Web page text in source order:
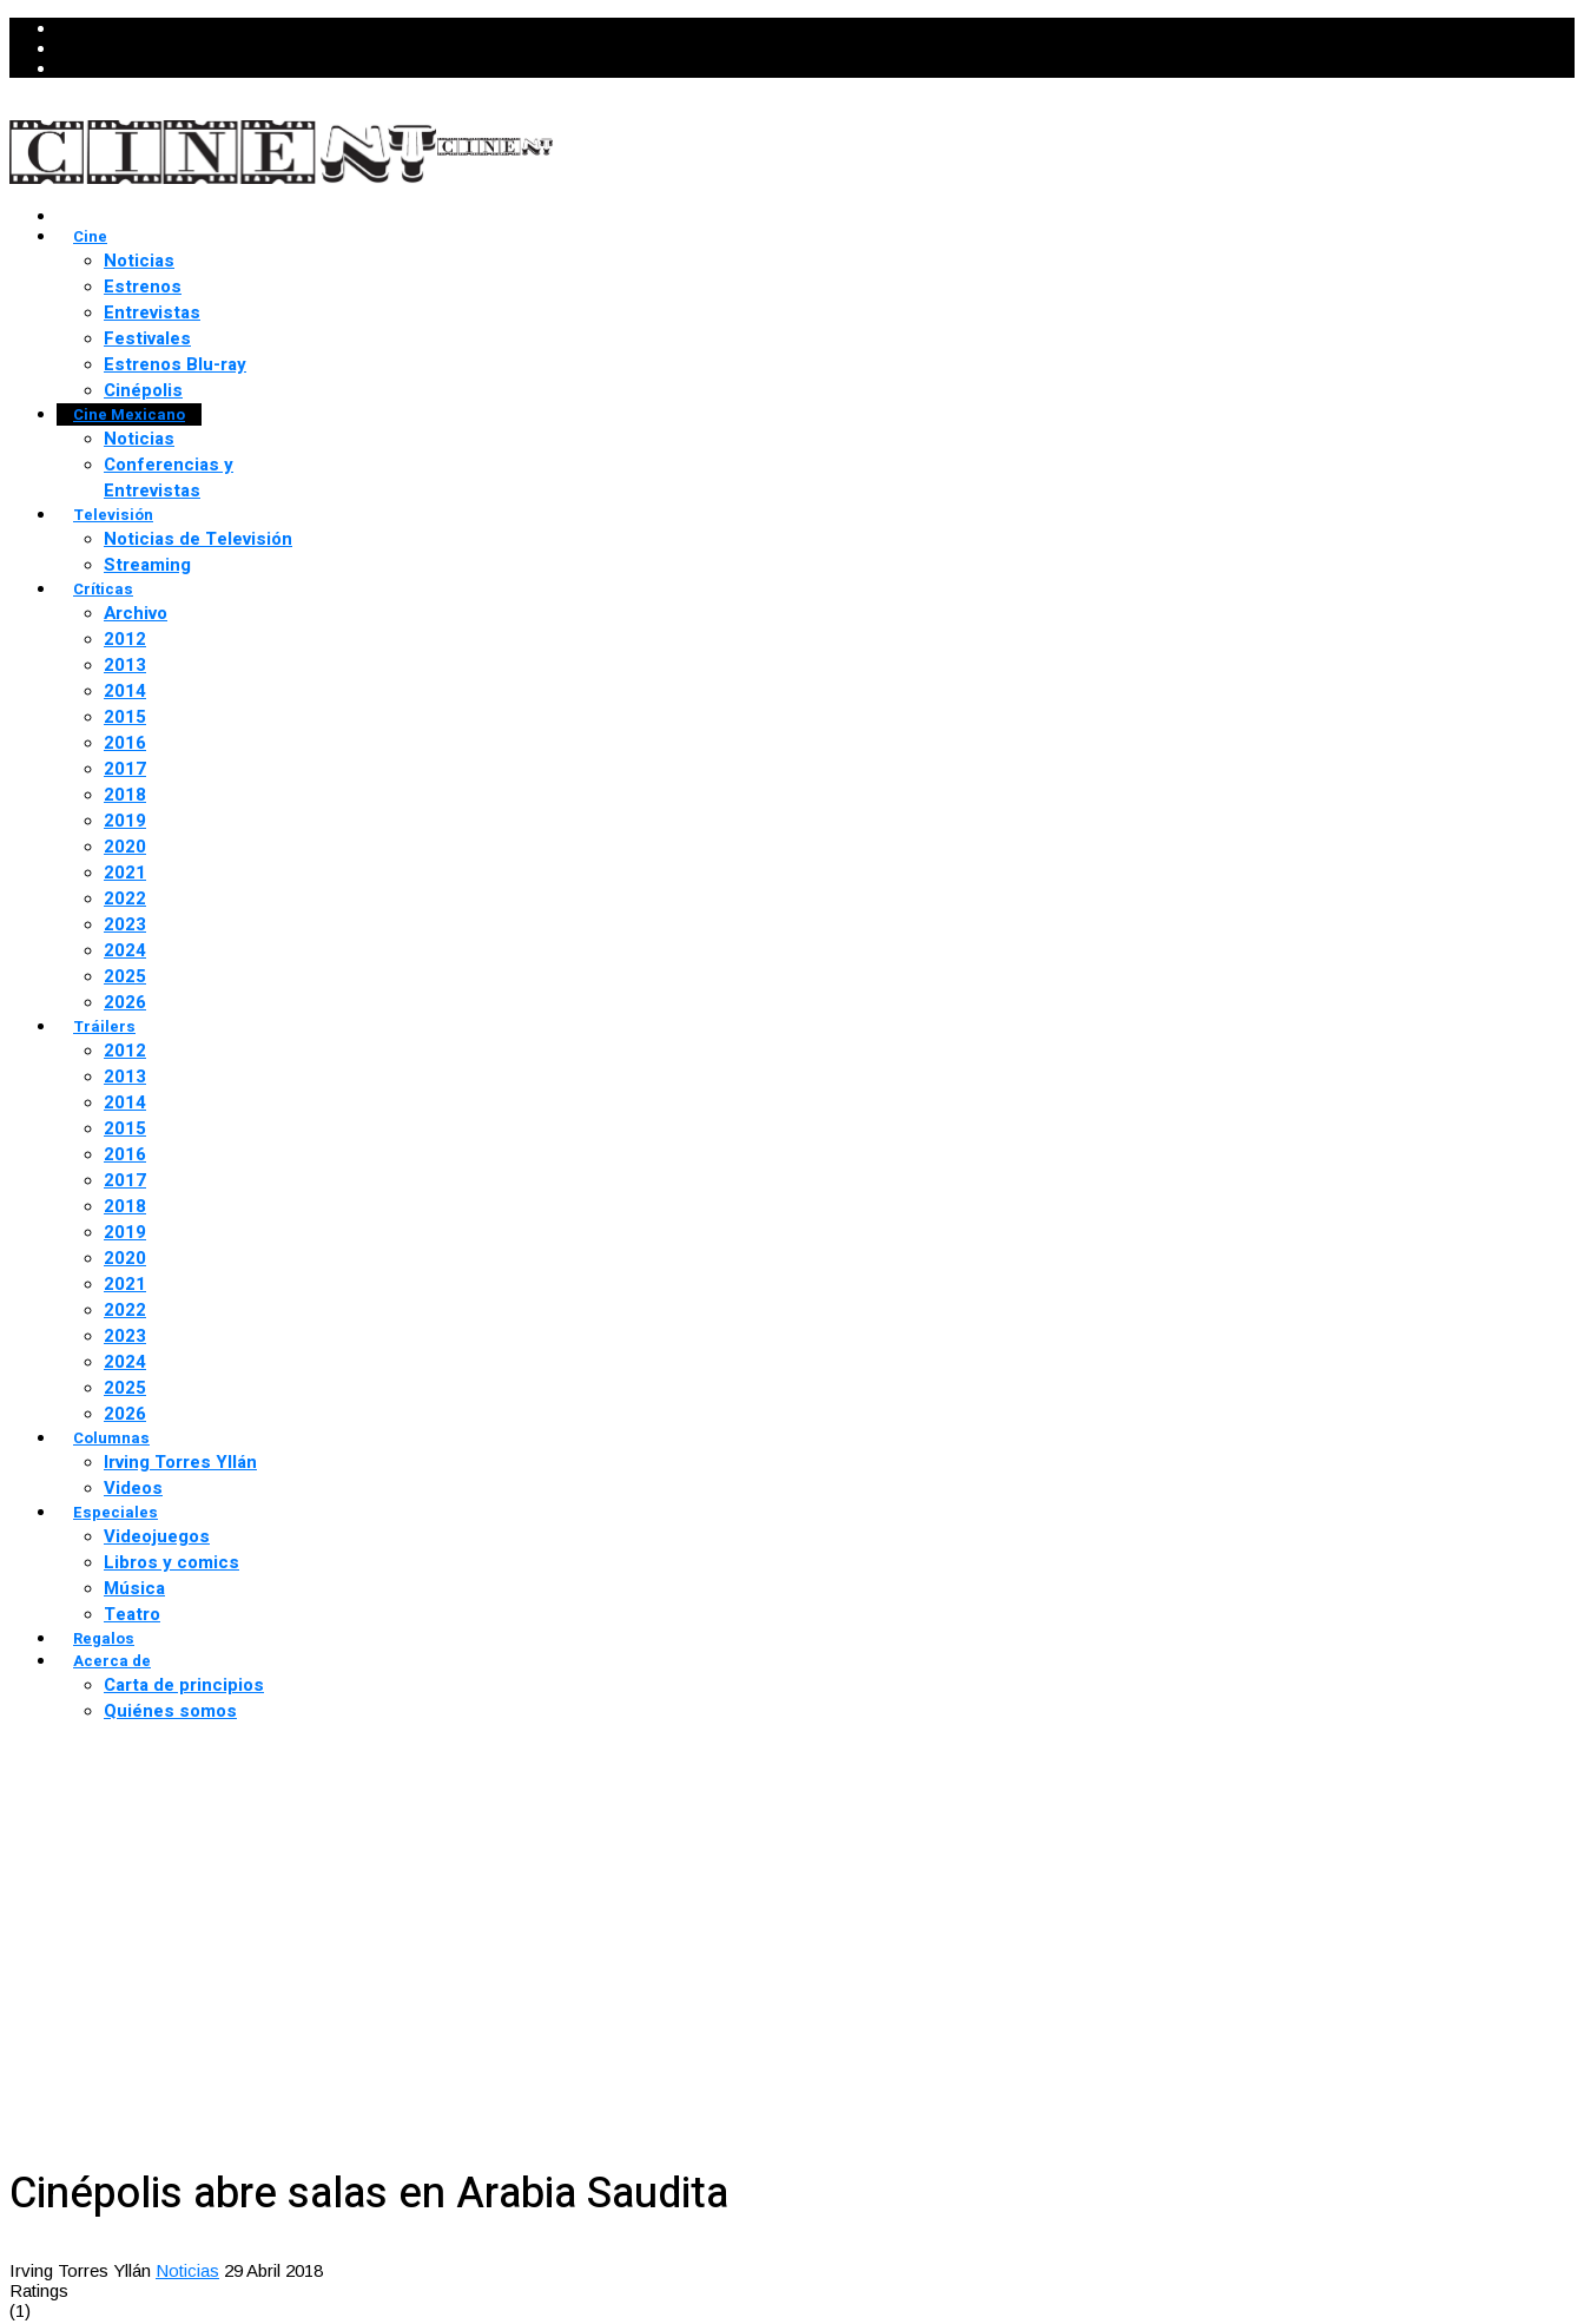
Cine
Noticias
Estrenos
Entrevistas
Festivales
Estrenos Blu-ray
Cinépolis
Cine Mexicano
Noticias
Conferencias y
Entrevistas
Televisión
Noticias de Televisión
Streaming
Críticas
Archivo
2012
2013
2014
2015
2016
2017
2018
2019
2020
2021
2022
2023
2024
2025
2026
Tráilers
2012
2013
2014
2015
2016
2017
2018
2019
2020
2021
2022
2023
2024
2025
2026
Columnas
Irving Torres Yllán
Videos
Especiales
Videojuegos
Libros y comics
Música
Teatro
Regalos
Acerca de
Carta de principios
Quiénes somos
Cinépolis abre salas en Arabia Saudita
Irving Torres Yllán Noticias 29 Abril 2018
Ratings
(1)